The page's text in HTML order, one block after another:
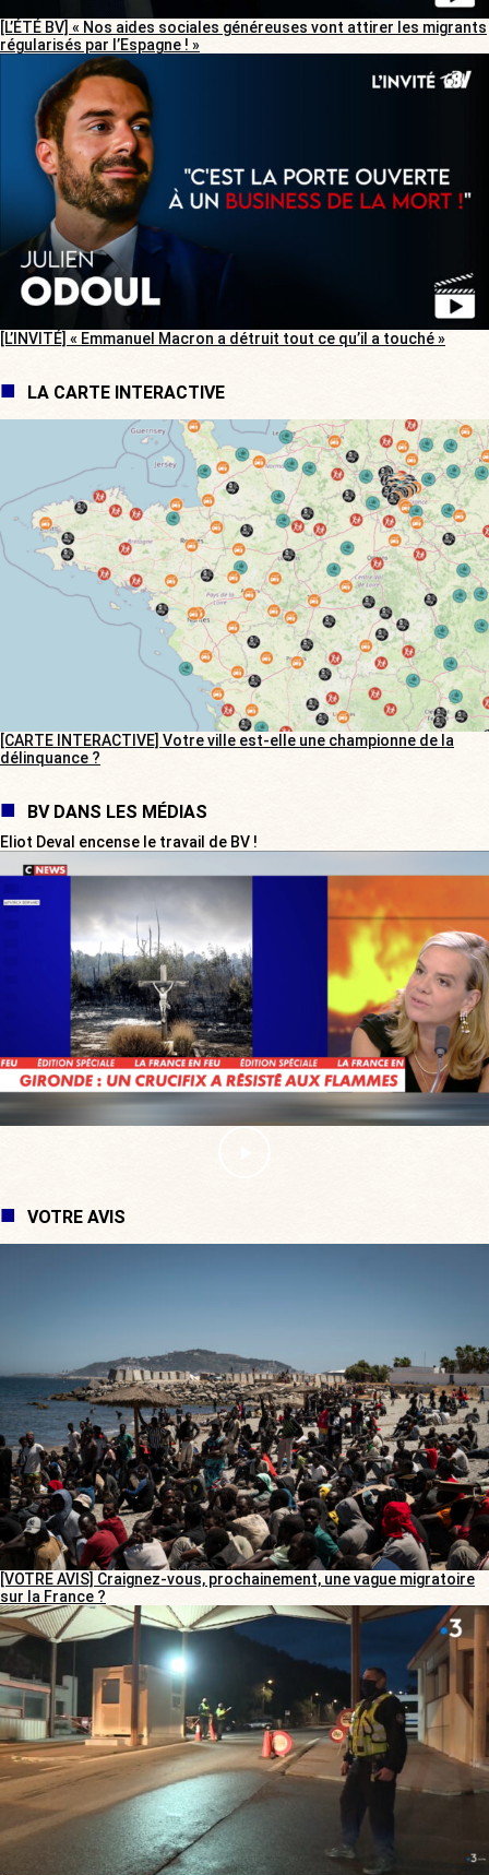
[L’ÉTÉ BV] « Nos aides sociales généreuses vont attirer les migrants
régularisés par l’Espagne ! »
[L’INVITÉ] « Emmanuel Macron a détruit tout ce qu’il a touché »
LA CARTE INTERACTIVE
[CARTE INTERACTIVE] Votre ville est-elle une championne de la
délinquance ?
BV DANS LES MÉDIAS
Eliot Deval encense le travail de BV !
VOTRE AVIS
[VOTRE AVIS] Craignez-vous, prochainement, une vague migratoire
sur la France ?